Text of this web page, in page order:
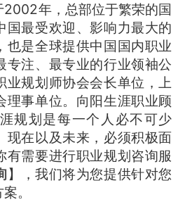
年，总部位于繁荣的国
国最受欢迎、影响力最大的
也是全球提供中国国内职业
专注、最专业的行业领袖公
业规划师协会会长单位，上
理事单位。向阳生涯职业顾
规划是每一个人必不可少
现在以及未来，必须积极面
有需要进行职业规划咨询服
】，我们将为您提供针对您
。